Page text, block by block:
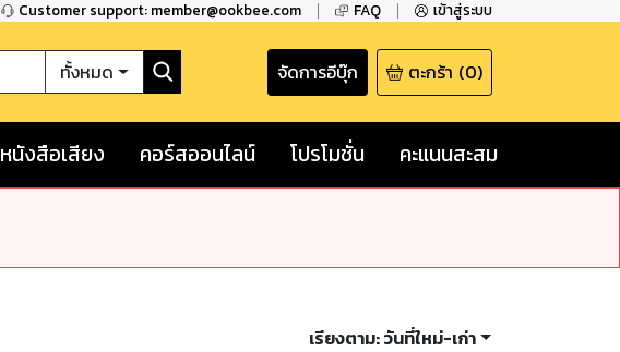
Customer support: member@ookbee.com FAQ เข้าสู่ระบบ
ทั้งหมด จัดการอีบุ๊ก ตะกร้า (0)
หนังสือเสียง คอร์สออนไลน์ โปรโมชั่น คะแนนสะสม
เรียงตาม:วันที่ใหม่-เก่า